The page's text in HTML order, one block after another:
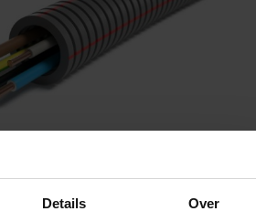
Details Over